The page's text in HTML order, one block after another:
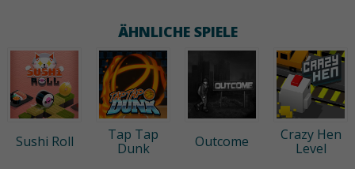
ÄHNLICHE SPIELE
Sushi Roll
Tap Tap
Dunk
Outcome
Crazy Hen
Level